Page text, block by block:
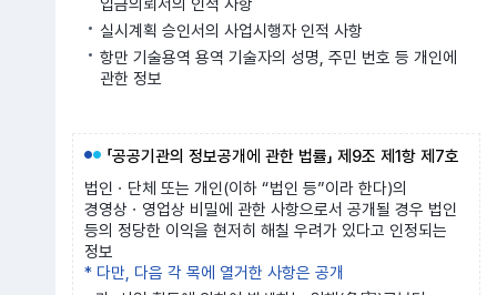
입금의뢰서의 인적 사항
실시계획 승인서의 사업시행자 인적 사항
항만 기술용역 용역 기술자의 성명, 주민 번호 등 개인에
관한 정보
「공공기관의 정보공개에 관한 법률」 제9조 제1항 제7호
법인ㆍ단체 또는 개인(이하 “법인 등”이라 한다)의
경영상ㆍ영업상 비밀에 관한 사항으로서 공개될 경우 법인
등의 정당한 이익을 현저히 해칠 우려가 있다고 인정되는
정보
* 다만, 다음 각 목에 열거한 사항은 공개